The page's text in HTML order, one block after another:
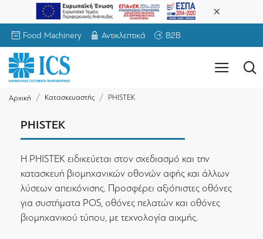
Food Machinery Αντικλεπτικά B2B
Αρχική Κατασκευαστής PHISTEK
PHISTEK
Η PHISTEK ειδικεύεται στον σχεδιασμό και την
κατασκευή βιομηχανικών οθονών αφής και άλλων
λύσεων απεικόνισης. Προσφέρει αξιόπιστες οθόνες
για συστήματα POS, οθόνες πελατών και οθόνες
βιομηχανικού τύπου, με τεχνολογία αιχμής.